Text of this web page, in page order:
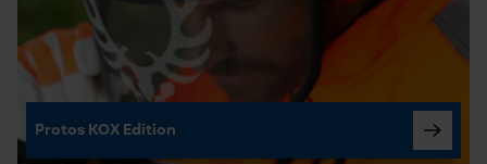
Protos KOX Edition
Funktionale Cookies